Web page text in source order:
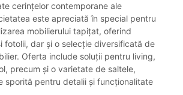
cerințelor contemporane ale
este apreciată în special pentru
mobilierului tapițat, oferind
fotolii, dar și o selecție diversificată de
Oferta include soluții pentru living,
precum și o varietate de saltele,
sporită pentru detalii și funcționalitate